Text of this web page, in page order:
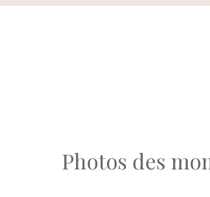
Aller
Photos des